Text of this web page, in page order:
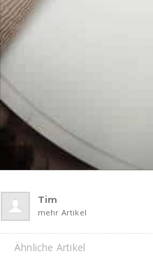
Tim
mehr Artikel
Ähnliche Artikel